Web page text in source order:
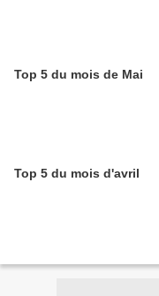
Top 5 du mois de Mai
Top 5 du mois d'avril